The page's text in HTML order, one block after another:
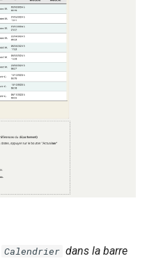
Calendrier dans la barre